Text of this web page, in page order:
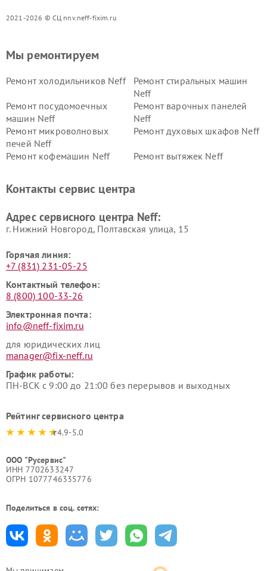
2021-2026 © СЦ nnv.neff-fixim.ru
Мы ремонтируем
Ремонт холодильников Neff
Ремонт стиральных машин
Neff
Ремонт посудомоечных
машин Neff
Ремонт варочных панелей
Neff
Ремонт микроволновых
печей Neff
Ремонт духовых шкафов Neff
Ремонт кофемашин Neff Ремонт вытяжек Neff
Контакты сервис центра
Адрес сервисного центра Neff:
г. Нижний Новгород, Полтавская улица, 15
Горячая линия:
+7 (831) 231-05-25
Контактный телефон:
8 (800) 100-33-26
Электронная почта:
info@neff-fixim.ru
для юридических лиц
manager@fix-neff.ru
График работы:
ПН-ВСК с 9:00 до 21:00 без перерывов и выходных
Рейтинг сервисного центра
4.9-5.0
ООО "Русервис"
ИНН 7702633247
ОГРН 1077746335776
Поделиться в соц. сетях: